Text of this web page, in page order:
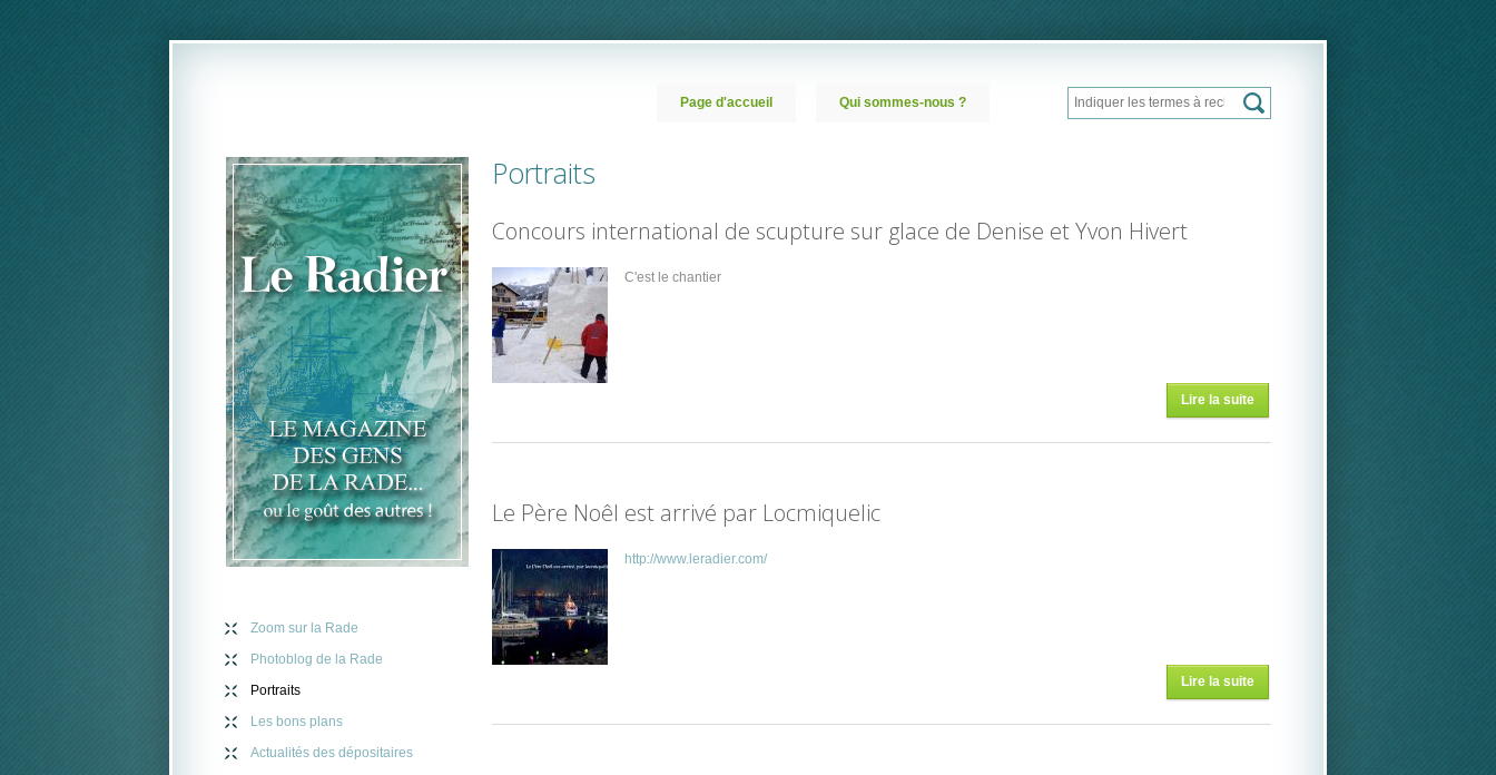
Formulaire de recherche
Rechercher
Page d'accueil Qui sommes-nous ?
Zoom sur la Rade
Photoblog de la Rade
Portraits
Les bons plans
Actualités des dépositaires
Portraits
Concours international de scupture sur glace de Denise et Yvon Hivert
C'est le chantier
Lire la suite
Concours
international
Le Père Noêl est arrivé par Locmiquelic
http://www.leradier.com/
Lire la suite
Noêl est
arrivé par